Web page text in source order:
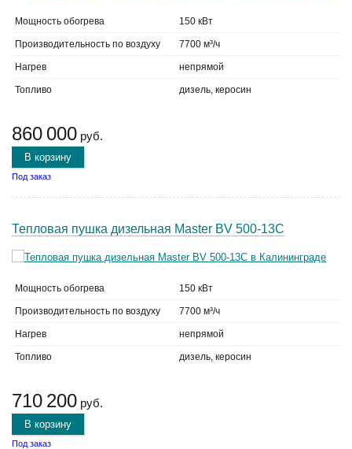
Мощность обогрева 150 кВт
Производительность по воздуху 7700 м³/ч
Нагрев непрямой
Топливо дизель, керосин
860 000 руб.
В корзину
Под заказ
Тепловая пушка дизельная Master BV 500-13C
Мощность обогрева 150 кВт
Производительность по воздуху 7700 м³/ч
Нагрев непрямой
Топливо дизель, керосин
710 200 руб.
В корзину
Под заказ